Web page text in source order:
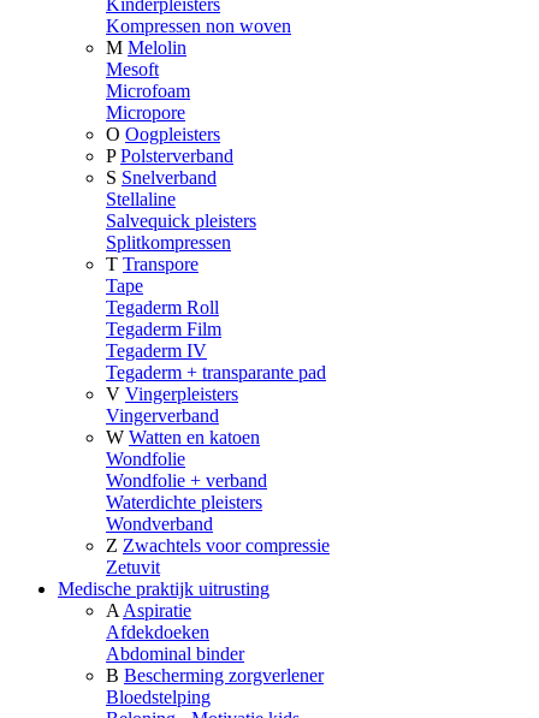
Kinderpleisters
Kompressen non woven
M Melolin
Mesoft
Microfoam
Micropore
O Oogpleisters
P Polsterverband
S Snelverband
Stellaline
Salvequick pleisters
Splitkompressen
T Transpore
Tape
Tegaderm Roll
Tegaderm Film
Tegaderm IV
Tegaderm + transparante pad
V Vingerpleisters
Vingerverband
W Watten en katoen
Wondfolie
Wondfolie + verband
Waterdichte pleisters
Wondverband
Z Zwachtels voor compressie
Zetuvit
Medische praktijk uitrusting
A Aspiratie
Afdekdoeken
Abdominal binder
B Bescherming zorgverlener
Bloedstelping